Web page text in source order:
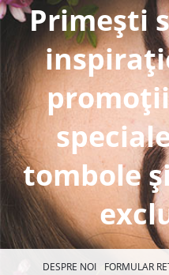
Primești
tombole
DESPRE NOI FORMULAR